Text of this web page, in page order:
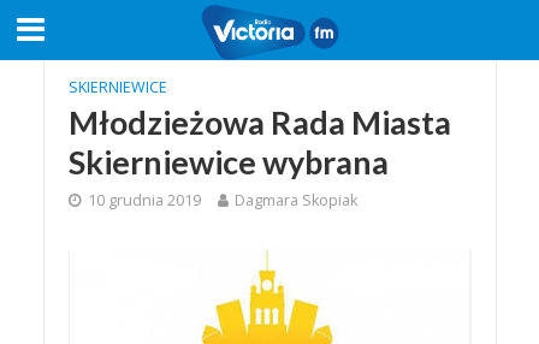
SKIERNIEWICE
Młodzieżowa Rada Miasta
Skierniewice wybrana
10 grudnia 2019 Dagmara Skopiak